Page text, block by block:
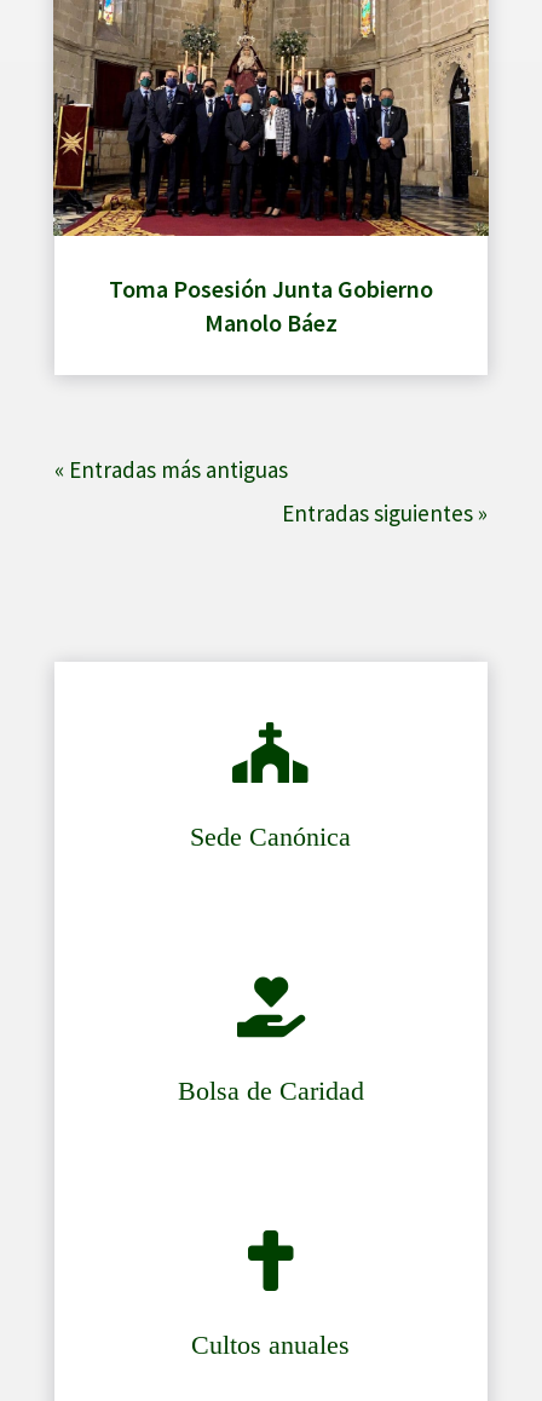
Toma Posesión Junta Gobierno
Manolo Báez
« Entradas más antiguas
Entradas siguientes »

Sede Canónica

Bolsa de Caridad

Cultos anuales